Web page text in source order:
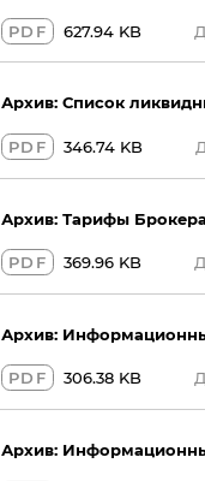
PDF 627.94 KB
Архив: Список
PDF 346.74 KB
Архив: Тарифы Брокера
PDF 369.96 KB
Архив:
PDF 306.38 KB
Архив: